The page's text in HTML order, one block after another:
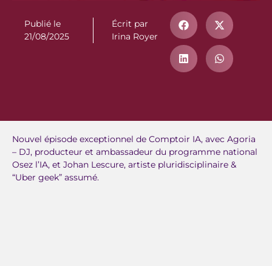
Publié le
21/08/2025
Écrit par
Irina Royer
Nouvel épisode exceptionnel de Comptoir IA, avec Agoria
– DJ, producteur et ambassadeur du programme national
Osez l’IA, et Johan Lescure, artiste pluridisciplinaire &
“Uber geek” assumé.